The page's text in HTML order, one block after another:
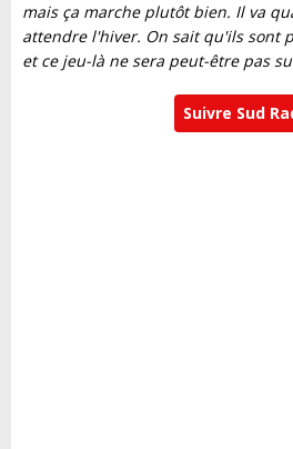
mais ça marche plutôt bien. Il va
attendre l'hiver. On sait qu'ils sont
et ce jeu-là ne sera peut-être pas
Suivre Sud